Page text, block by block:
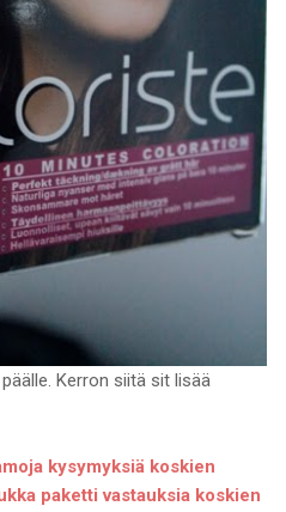
Kerron siitä sit lisää
kysymyksiä koskien
paketti vastauksia koskien